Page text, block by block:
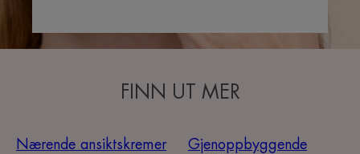
FINN UT MER
Nærende ansiktskremer
Gjenoppbyggende